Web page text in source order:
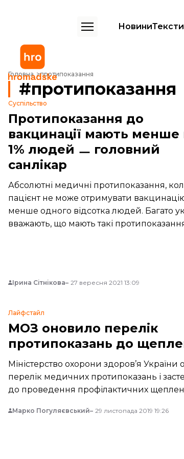
НовиниТексти
Головна протипоказання
протипоказання
Суспільство
Протипоказання до
вакцинації мають менше
1% людей ㅡ головний
санлікар
Абсолютні медичні протипоказання,
пацієнт не може отримувати
менше одного відсотка людей. Багато
вважають, що мають такі
Ірина Сітнікова 27 вересня 2021 13:09
Лайфстайл
МОЗ оновило перелік
протипоказань до
Міністерство охорони здоров’я України
перелік медичних протипоказань і
до проведення профілактичних
Марко Погуляєвський 29 листопада 2019 19:26